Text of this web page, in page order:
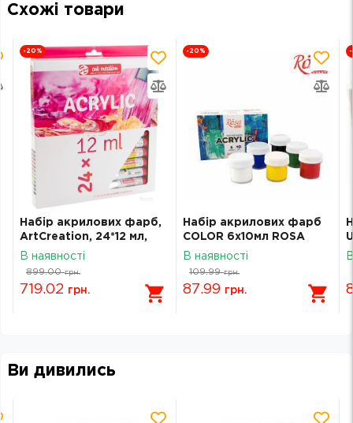
Схожі товари
-20%
Набір акрилових фарб,
ArtCreation, 24*12 мл,
Royal Talens
В наявності
899.00 грн.
719.02 грн.
-20%
Набір акрилових фарб
COLOR 6x10мл ROSA
START 322111001
В наявності
109.99 грн.
87.99 грн.
Ви дивились